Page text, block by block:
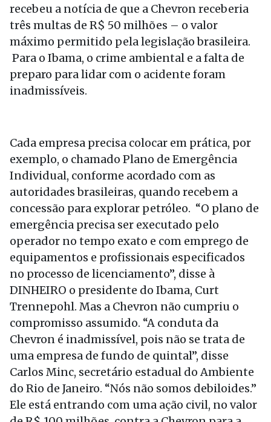
recebeu a notícia de que a Chevron receberia
três multas de R$ 50 milhões – o valor
máximo permitido pela legislação brasileira.
Para o Ibama, o crime ambiental e a falta de
preparo para lidar com o acidente foram
inadmissíveis.
Cada empresa precisa colocar em prática, por
exemplo, o chamado Plano de Emergência
Individual, conforme acordado com as
autoridades brasileiras, quando recebem a
concessão para explorar petróleo. “O plano de
emergência precisa ser executado pelo
operador no tempo exato e com emprego de
equipamentos e profissionais especificados
no processo de licenciamento”, disse à
DINHEIRO o presidente do Ibama, Curt
Trennepohl. Mas a Chevron não cumpriu o
compromisso assumido. “A conduta da
Chevron é inadmissível, pois não se trata de
uma empresa de fundo de quintal”, disse
Carlos Minc, secretário estadual do Ambiente
do Rio de Janeiro. “Nós não somos debiloides.”
Ele está entrando com uma ação civil, no valor